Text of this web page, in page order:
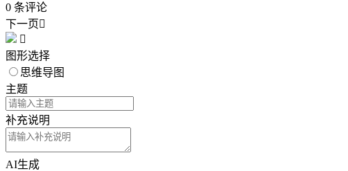
0 条评论
下一页

图形选择
思维导图
主题
补充说明
AI生成